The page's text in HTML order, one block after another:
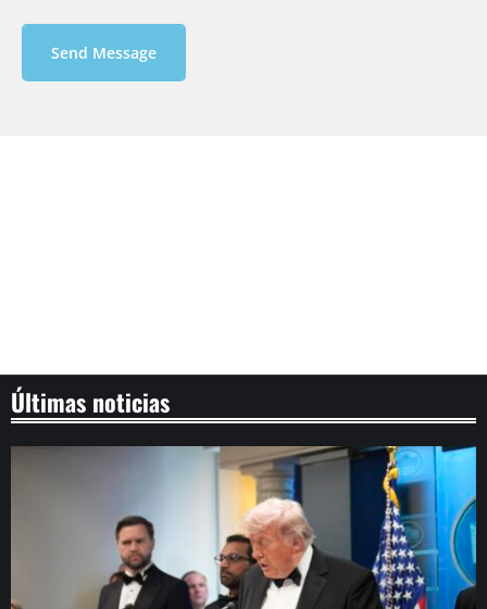
Send Message
Últimas noticias